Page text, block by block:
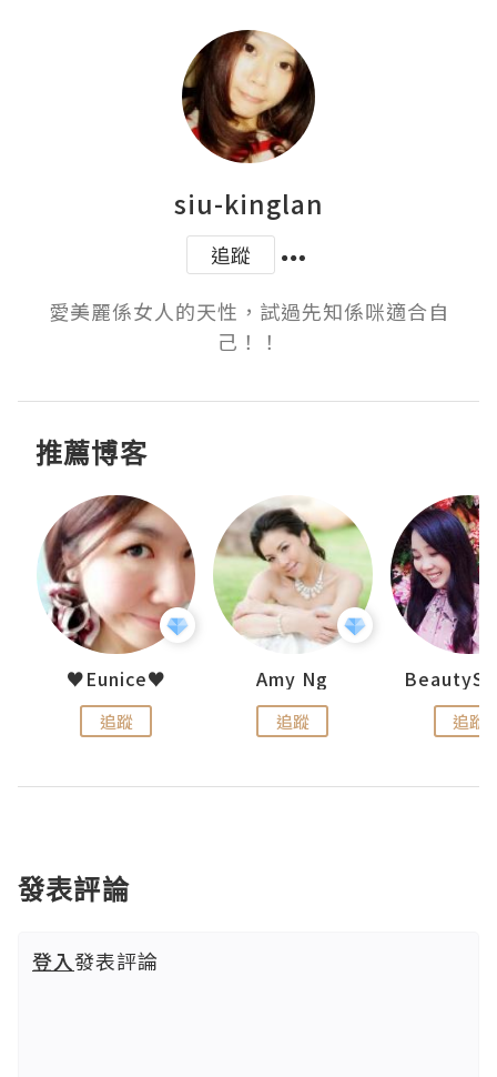
siu-kinglan
追蹤
愛美麗係女人的天性，試過先知係咪適合自
己！！
推薦博客
♥Eunice♥
追蹤
Amy Ng
追蹤 追蹤
發表評論
登入發表評論